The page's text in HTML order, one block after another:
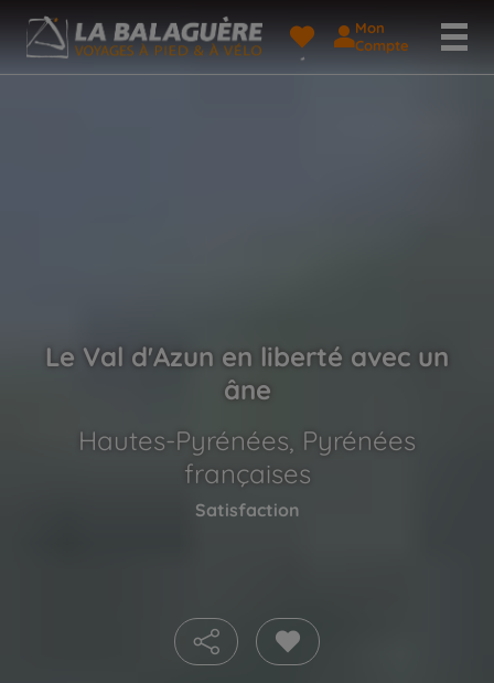
Mon
Compte
Le Val d'Azun en liberté avec un
âne
Hautes-Pyrénées, Pyrénées
françaises
Satisfaction